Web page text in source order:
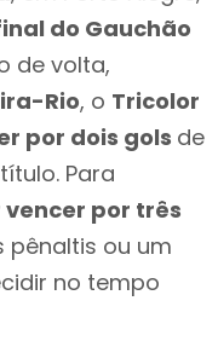
do Gauchão
de volta,
Rio, o Tricolor
por dois gols de
Para
por três
pênaltis ou um
no tempo